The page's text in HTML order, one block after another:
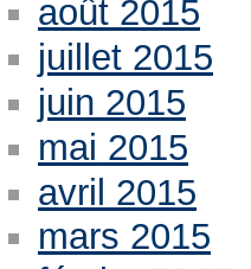
août 2015
juillet 2015
juin 2015
mai 2015
avril 2015
mars 2015